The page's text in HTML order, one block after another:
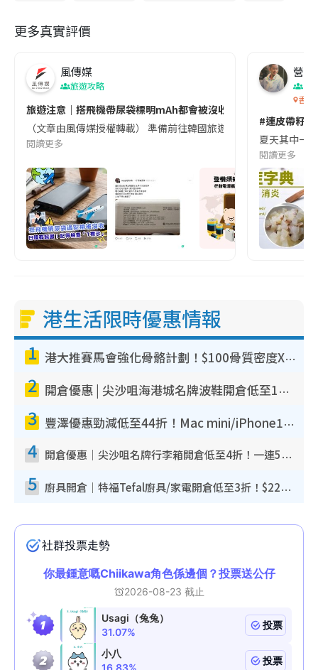
更多真實評價
風傳媒
旅遊攻略
旅遊注意｜搭飛機帶尿袋標明mAh都會被沒收😱出發前切記檢查
（文章由風傳媒授權轉載） 準備前往韓國旅遊的民眾，近期要
閱讀更多
營養
香港
#連皮帶籽
夏天其中一
閱讀更多
港生活限時優惠情報
1 港大推賽馬會強化骨骼計劃！$100骨質密度X光檢查 完成免費運動訓練送超市禮券！附參加資格
2 開倉優惠 | 尖沙咀海港城名牌波鞋開倉低至1折！On鞋$899起／Joy&Peace鞋履$98起
3 豐澤優惠勁減低至44折！Mac mini/iPhone17Pro大減價！廚房家電$220起
4 開倉優惠｜尖沙咀名牌行李箱開倉低至4折！一連5日 American Tourister/ace./Hallmark $200起！
5 廚具開倉｜特福Tefal廚具/家電開倉低至3折！$220起買平底鍋/炒鑊/湯煲！電飯煲/吸塵機/燙斗$418起